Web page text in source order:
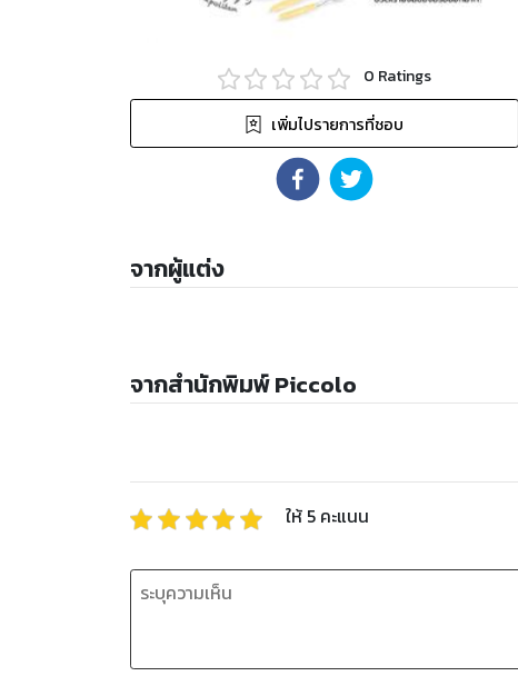
0 Ratings
เพิ่มไปรายการที่ชอบ
จากผู้แต่ง
จากสำนักพิมพ์ Piccolo
ให้ 5 คะแนน